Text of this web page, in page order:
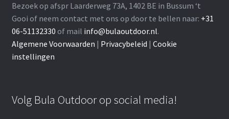
Bezoek op afspr Laarderweg 73A, 1402 BE in Bussum ‘t
Gooi of neem contact met ons op door te bellen naar: +31
06-51132330 of mail info@bulaoutdoor.nl.
Algemene Voorwaarden | Privacybeleid | Cookie
instellingen
Volg Bula Outdoor op social media!